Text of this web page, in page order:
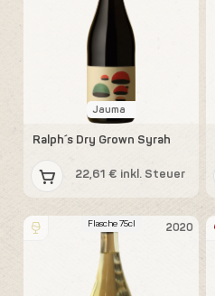
Jauma
Ralph´s Dry Grown Syrah
22,61 € inkl. Steuer
2020
Flasche 75cl